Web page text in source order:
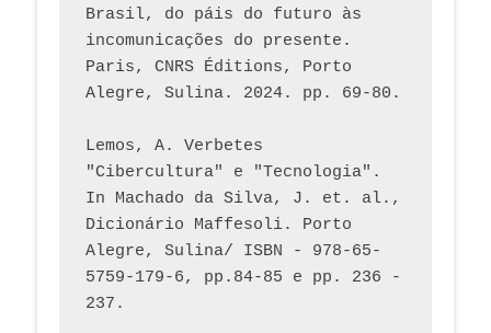
Brasil, do páis do futuro às
incomunicações do presente.
Paris, CNRS Éditions, Porto
Lemos, A. Verbetes
"Cibercultura" e "Tecnologia".
In Machado da Silva, J. et. al.,
Dicionário Maffesoli. Porto
Alegre, Sulina/ ISBN - 978-65-
5759-179-6, pp.84-85 e pp. 236 -
237.